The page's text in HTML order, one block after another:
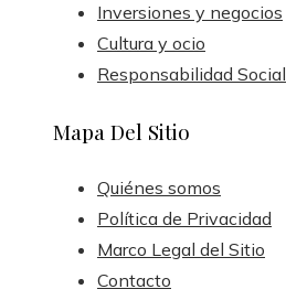
Inversiones y negocios
Cultura y ocio
Responsabilidad Social
Mapa Del Sitio
Quiénes somos
Política de Privacidad
Marco Legal del Sitio
Contacto